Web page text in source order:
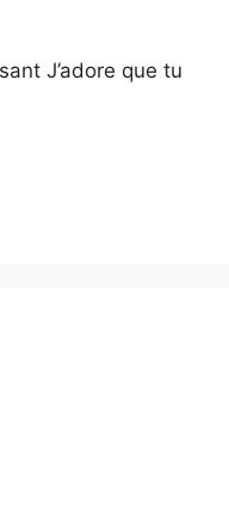
J’adore que tu